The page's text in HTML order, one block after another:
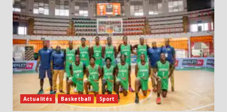
Actualités Basketball Sport